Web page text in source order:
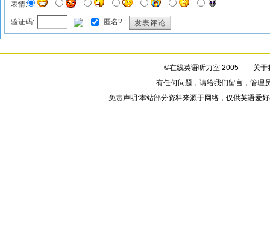
表情:
验证码: 匿名? 发表评论
©在线英语听力室 2005 关于
有任何问题，请给我们留言，管理
免责声明:本站部分资料来源于网络，仅供英语爱